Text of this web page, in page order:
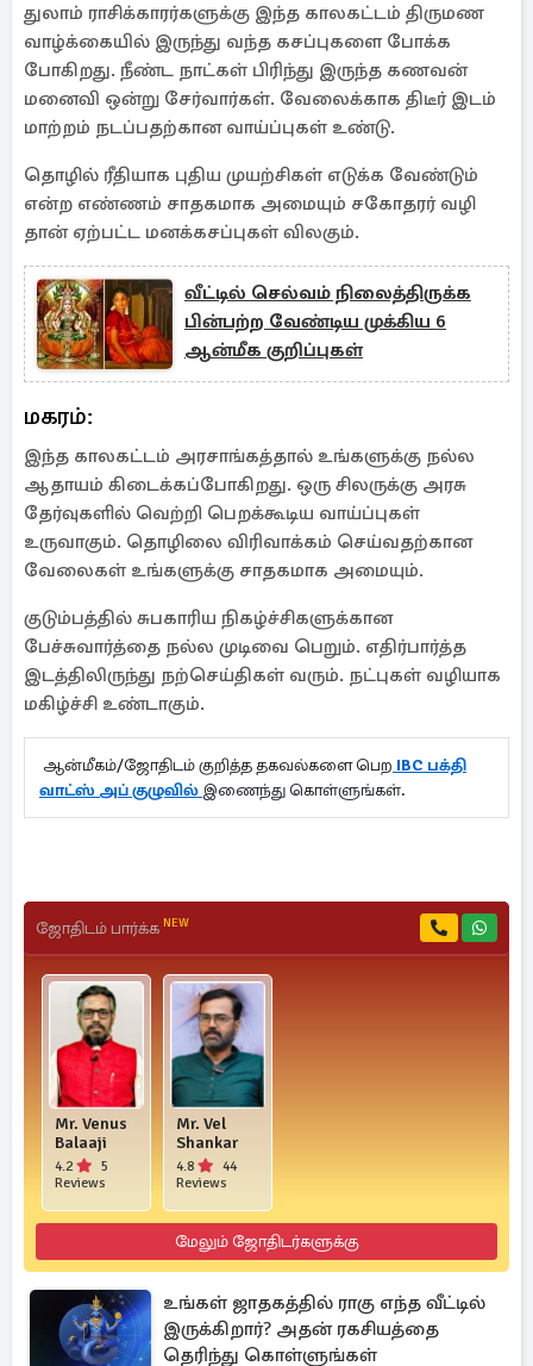
துலாம் ராசிக்காரர்களுக்கு இந்த காலகட்டம் திருமண
வாழ்க்கையில் இருந்து வந்த கசப்புகளை போக்க
போகிறது. நீண்ட நாட்கள் பிரிந்து இருந்த கணவன்
மனைவி ஒன்று சேர்வார்கள். வேலைக்காக திடீர் இடம்
மாற்றம் நடப்பதற்கான வாய்ப்புகள் உண்டு.
தொழில் ரீதியாக புதிய முயற்சிகள் எடுக்க வேண்டும்
என்ற எண்ணம் சாதகமாக அமையும் சகோதரர் வழி
தான் ஏற்பட்ட மனக்கசப்புகள் விலகும்.
வீட்டில் செல்வம் நிலைத்திருக்க
பின்பற்ற வேண்டிய முக்கிய 6
ஆன்மீக குறிப்புகள்
மகரம்:
இந்த காலகட்டம் அரசாங்கத்தால் உங்களுக்கு நல்ல
ஆதாயம் கிடைக்கப்போகிறது. ஒரு சிலருக்கு அரசு
தேர்வுகளில் வெற்றி பெறக்கூடிய வாய்ப்புகள்
உருவாகும். தொழிலை விரிவாக்கம் செய்வதற்கான
வேலைகள் உங்களுக்கு சாதகமாக அமையும்.
குடும்பத்தில் சுபகாரிய நிகழ்ச்சிகளுக்கான
பேச்சுவார்த்தை நல்ல முடிவை பெறும். எதிர்பார்த்த
இடத்திலிருந்து நற்செய்திகள் வரும். நட்புகள் வழியாக
மகிழ்ச்சி உண்டாகும்.
ஆன்மீகம்/ஜோதிடம் குறித்த தகவல்களை பெற IBC பக்தி
வாட்ஸ் அப் குழுவில் இணைந்து கொள்ளுங்கள்.
ஜோதிடம் பார்க்க NEW
Mr. Venus
Balaaji
4.2
5
Reviews
Mr. Vel
Shankar
4.8
44
Reviews
மேலும் ஜோதிடர்களுக்கு
உங்கள் ஜாதகத்தில் ராகு எந்த வீட்டில்
இருக்கிறார்? அதன் ரகசியத்தை
தெரிந்து கொள்ளுங்கள்